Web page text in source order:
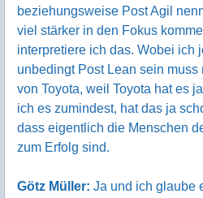
beziehungsweise Post Agil
viel stärker in den Fokus
interpretiere ich das. Wobei ich
unbedingt Post Lean sein
von Toyota, weil Toyota hat es
ich es zumindest, hat das ja
dass eigentlich die Menschen
zum Erfolg sind.
Götz Müller: Ja und ich glaube